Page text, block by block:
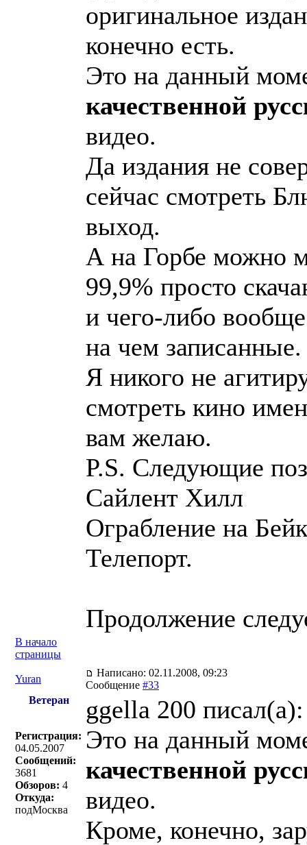
оригинальное
конечно есть.
Это на данный
качественной
видео.
Да издания не
сейчас смотреть
выход.
А на Горбе можно
99,9% просто
и чего-либо
на чем записанные.
Я никого не
смотреть кино
вам желаю.
P.S. Следующие
Сайлент Хилл
Ограбление на
Телепорт.
Продолжение
В начало
страницы
Yuran
Написано: 02.11.2008, 09:23
Сообщение #33
Ветеран
Регистрация:
04.05.2007
Сообщений:
3681
Обзоров: 4
Откуда:
подМосква
ggella 200 писал(a):
Это на данный
качественной
видео.
Кроме, конечно,